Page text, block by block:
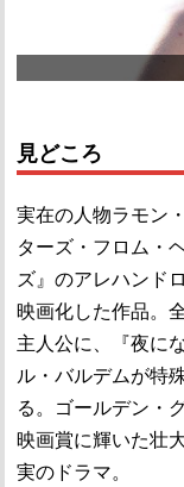
見どころ
実在の人物ラモン
ターズ・フロム・
ズ』のアレハンド
映画化した作品。
主人公に、『夜に
ル・バルデムが特
る。ゴールデン・
映画賞に輝いた壮
実のドラマ。